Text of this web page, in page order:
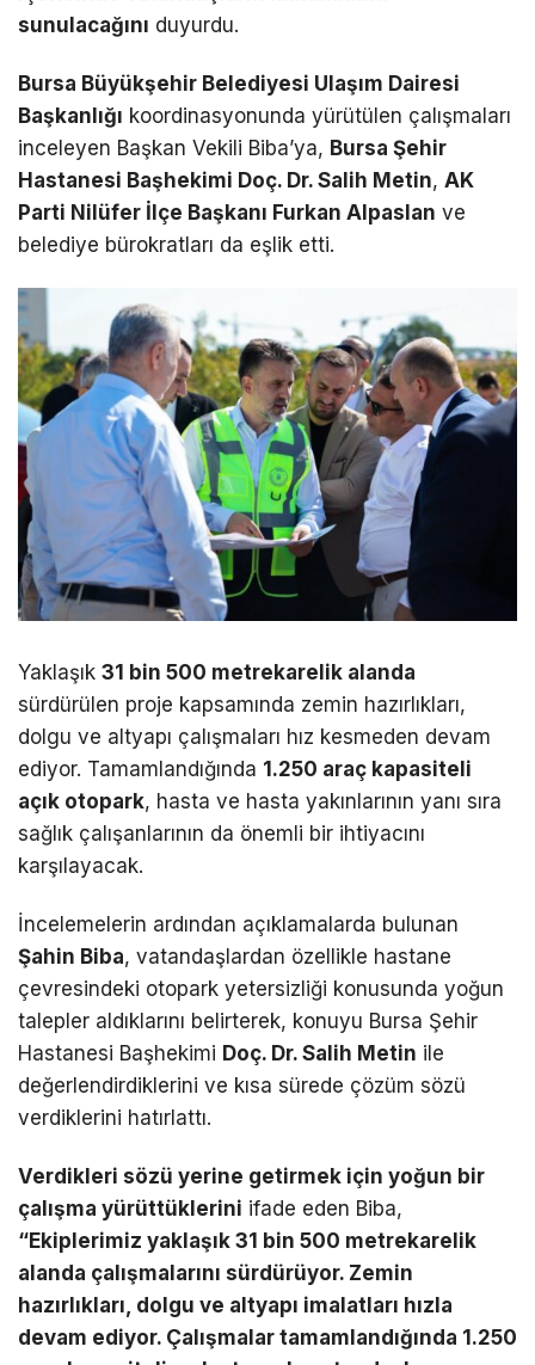
sunulacağını duyurdu.
Bursa Büyükşehir Belediyesi Ulaşım Dairesi
Başkanlığı koordinasyonunda yürütülen çalışmaları
inceleyen Başkan Vekili Biba’ya, Bursa Şehir
Hastanesi Başhekimi Doç. Dr. Salih Metin, AK
Parti Nilüfer İlçe Başkanı Furkan Alpaslan ve
belediye bürokratları da eşlik etti.
Yaklaşık 31 bin 500 metrekarelik alanda
sürdürülen proje kapsamında zemin hazırlıkları,
dolgu ve altyapı çalışmaları hız kesmeden devam
ediyor. Tamamlandığında 1.250 araç kapasiteli
açık otopark, hasta ve hasta yakınlarının yanı sıra
sağlık çalışanlarının da önemli bir ihtiyacını
karşılayacak.
İncelemelerin ardından açıklamalarda bulunan
Şahin Biba, vatandaşlardan özellikle hastane
çevresindeki otopark yetersizliği konusunda yoğun
talepler aldıklarını belirterek, konuyu Bursa Şehir
Hastanesi Başhekimi Doç. Dr. Salih Metin ile
değerlendirdiklerini ve kısa sürede çözüm sözü
verdiklerini hatırlattı.
Verdikleri sözü yerine getirmek için yoğun bir
çalışma yürüttüklerini ifade eden Biba,
“Ekiplerimiz yaklaşık 31 bin 500 metrekarelik
alanda çalışmalarını sürdürüyor. Zemin
hazırlıkları, dolgu ve altyapı imalatları hızla
devam ediyor. Çalışmalar tamamlandığında 1.250